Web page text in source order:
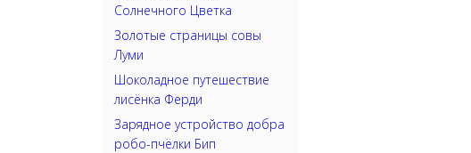
Солнечного Цветка
Золотые страницы совы
Луми
Шоколадное путешествие
лисёнка Ферди
Зарядное устройство добра
робо-пчёлки Бип